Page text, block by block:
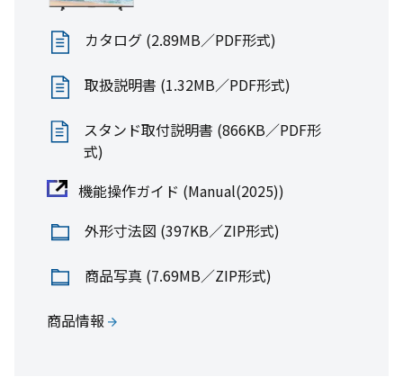
カタログ (2.89MB／PDF形式)
取扱説明書 (1.32MB／PDF形式)
スタンド取付説明書 (866KB／PDF形
式)
機能操作ガイド (Manual(2025))
外形寸法図 (397KB／ZIP形式)
商品写真 (7.69MB／ZIP形式)
商品情報
壁掛け金具
FPT-TA14D
取扱説明書/外形寸法図 (11.4MB／PDF